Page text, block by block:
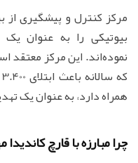
بیوتیکی را به عنوان
نموده‌اند. این مرکز معتقد
همراه دارد، به عنوان
چرا مبارزه با قارچ